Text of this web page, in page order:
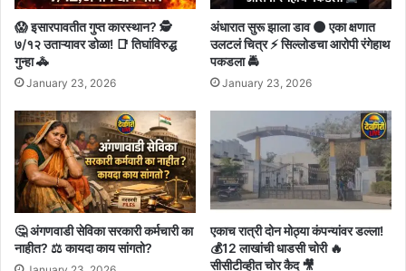
😱 इसारपावतीत गुप्त कारस्थान? 🕵️
७/१२ उताऱ्यावर डोळा! 📑 तिघांविरुद्ध
गुन्हा 🚓
January 23, 2026
अंधारात सुरू झाला डाव 🌑 एका क्षणात
उलटलं चित्र ⚡ सिल्लोडचा आरोपी रंगेहाथ
पकडला 🚔
January 23, 2026
🤔 अंगणवाडी सेविका सरकारी कर्मचारी का
नाहीत? ⚖️ कायदा काय सांगतो?
एकाच रात्री दोन मोठ्या कंपन्यांवर डल्ला!
💰12 लाखांची धाडसी चोरी 🔥
सीसीटीव्हीत चोर कैद 🎥